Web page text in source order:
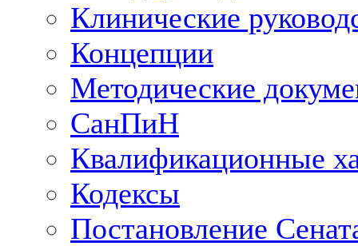
Клинические
Концепции
Методические
СанПиН
Квалификационные
Кодексы
Постановление